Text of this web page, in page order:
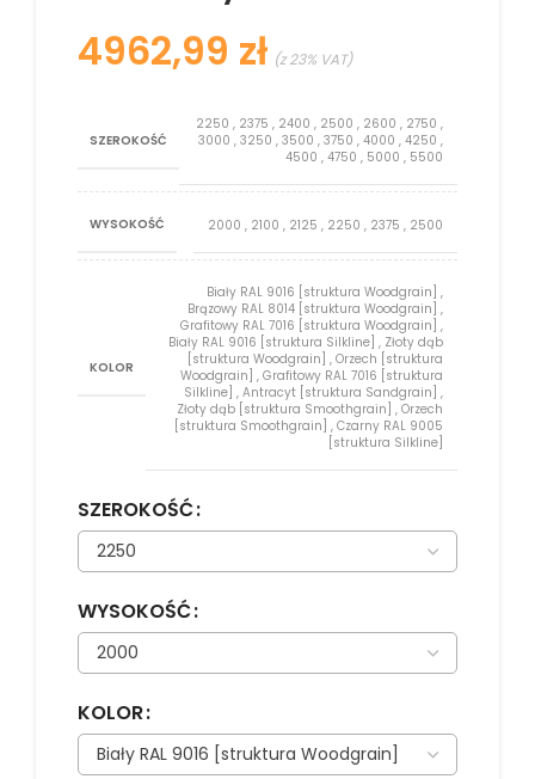
zł
SZEROKOŚĆ
2250 , 2375 , 2400 , 2500 , 2600 , 2750 ,
3000 , 3250 , 3500 , 3750 , 4000 , 4250 ,
4500 , 4750 , 5000 , 5500
WYSOKOŚĆ 2000 , 2100 , 2125 , 2250 , 2375 , 2500
KOLOR
Biały RAL 9016 [struktura Woodgrain] ,
Brązowy RAL 8014 [struktura Woodgrain] ,
Grafitowy RAL 7016 [struktura Woodgrain] ,
Biały RAL 9016 [struktura Silkline] , Złoty dąb
[struktura Woodgrain] , Orzech [struktura
Woodgrain] , Grafitowy RAL 7016 [struktura
Silkline] , Antracyt [struktura Sandgrain] ,
Złoty dąb [struktura Smoothgrain] , Orzech
[struktura Smoothgrain] , Czarny RAL 9005
[struktura Silkline]
SZEROKOŚĆ
WYSOKOŚĆ
KOLOR